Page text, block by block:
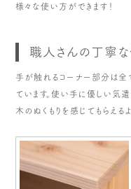
様々な使い方ができます！
職人さんの丁寧
手が触れるコーナー部分は全
ています。使い手に優しい気遣
木のぬくもりを感じてもらえる